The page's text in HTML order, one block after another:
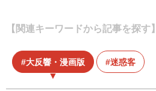
【関連キーワードから記事を探す】
大反響・漫画版 迷惑客